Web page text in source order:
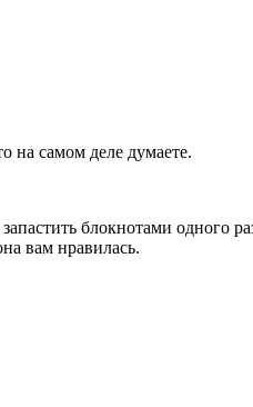
на самом деле думаете.
блокнотами одного
вам нравилась.